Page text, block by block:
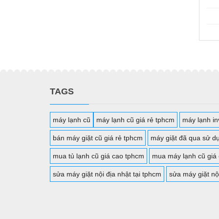
TAGS
máy lạnh cũ máy lạnh cũ giá rẻ tphcm máy lạnh
bán máy giặt cũ giá rẻ tphcm máy giặt đã qua sử
mua tủ lạnh cũ giá cao tphcm mua máy lạnh cũ giá
sửa máy giặt nội địa nhật tại tphcm sửa máy giặt